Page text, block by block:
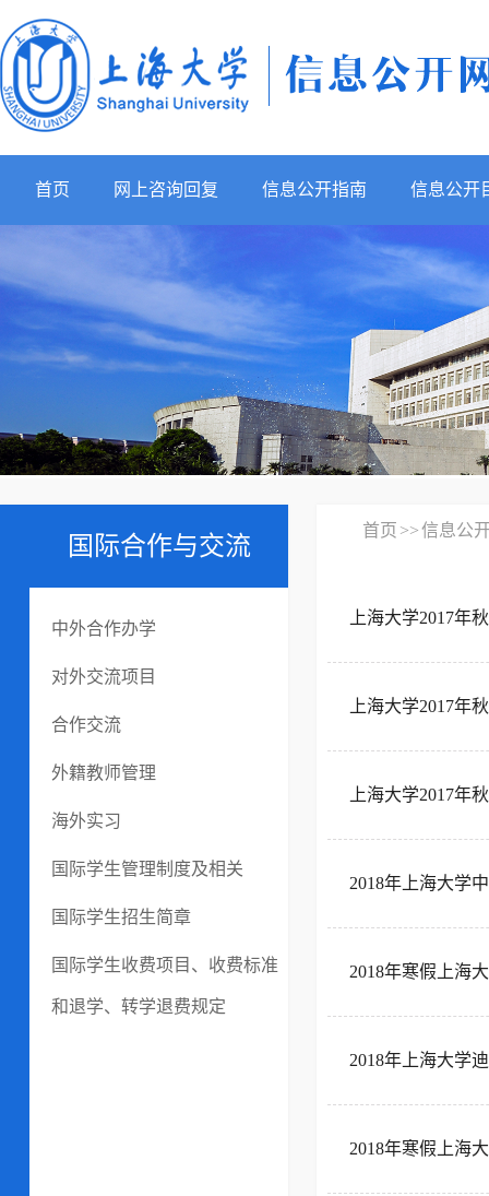
首页 网上咨询回复 信息公开指南 信息公开
国际合作与交流
中外合作办学
对外交流项目
合作交流
外籍教师管理
海外实习
国际学生管理制度及相关
国际学生招生简章
国际学生收费项目、收费标准
和退学、转学退费规定
首页 >>信息公
上海大学2017年
上海大学2017年
上海大学2017年
2018年上海大学
2018年寒假上海
2018年上海大学
2018年寒假上海